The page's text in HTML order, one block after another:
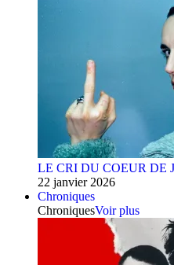
LE CRI DU COEUR DE
22 janvier 2026
Chroniques
ChroniquesVoir plus